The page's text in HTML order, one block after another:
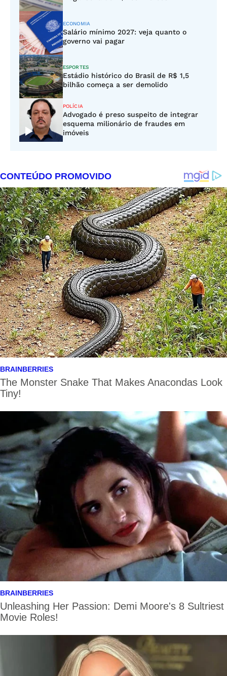
ECONOMIA
Salário mínimo 2027: veja quanto o
governo vai pagar
ESPORTES
Estádio histórico do Brasil de R$ 1,5
bilhão começa a ser demolido
POLÍCIA
Advogado é preso suspeito de integrar
esquema milionário de fraudes em
imóveis